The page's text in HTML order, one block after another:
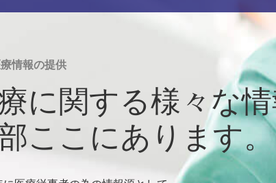
情報の提供
に関する様々な
ここにあります。